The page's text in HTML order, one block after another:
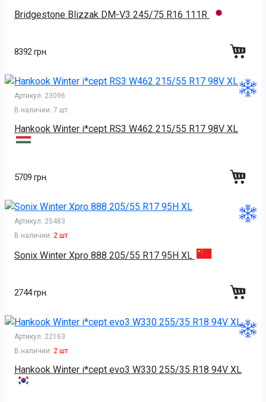
Bridgestone Blizzak DM-V3 245/75 R16 111R
8392 грн.
Артикул: 23096
В наличии: 7 шт
Hankook Winter i*cept RS3 W462 215/55 R17 98V XL
5709 грн.
Артикул: 25483
В наличии: 2 шт
Sonix Winter Xpro 888 205/55 R17 95H XL
2744 грн.
Артикул: 22163
В наличии: 2 шт
Hankook Winter i*cept evo3 W330 255/35 R18 94V XL